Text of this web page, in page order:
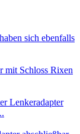
sich ebenfalls
Rixen